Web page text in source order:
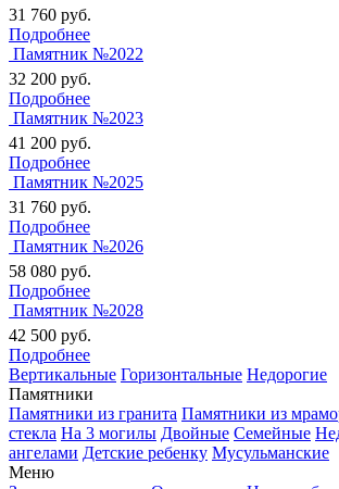
31 760 руб.
Подробнее
Памятник №2022
32 200 руб.
Подробнее
Памятник №2023
41 200 руб.
Подробнее
Памятник №2025
31 760 руб.
Подробнее
Памятник №2026
58 080 руб.
Подробнее
Памятник №2028
42 500 руб.
Подробнее
Вертикальные Горизонтальные Недорогие
Памятники
Памятники из гранита Памятники из
стекла На 3 могилы Двойные Семейные
ангелами Детские ребенку Мусульманские
Меню